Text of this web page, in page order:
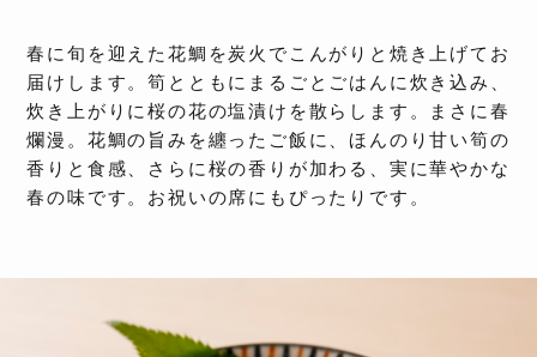
春に旬を迎えた花鯛を炭火でこんがりと焼き上げてお
届けします。筍とともにまるごとごはんに炊き込み、
炊き上がりに桜の花の塩漬けを散らします。まさに春
爛漫。花鯛の旨みを纏ったご飯に、ほんのり甘い筍の
香りと食感、さらに桜の香りが加わる、実に華やかな
春の味です。お祝いの席にもぴったりです。